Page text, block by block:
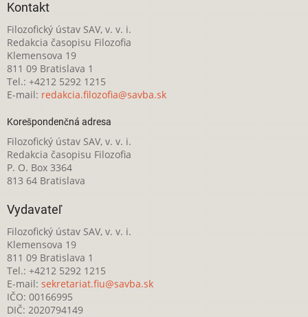
Kontakt
Filozofický ústav SAV, v. v. i.
Redakcia časopisu Filozofia
Klemensova 19
811 09 Bratislava 1
Tel.: +4212 5292 1215
E-mail: redakcia.filozofia@savba.sk
Korešpondenčná adresa
Filozofický ústav SAV, v. v. i.
Redakcia časopisu Filozofia
P. O. Box 3364
813 64 Bratislava
Vydavateľ
Filozofický ústav SAV, v. v. i.
Klemensova 19
811 09 Bratislava 1
Tel.: +4212 5292 1215
E-mail: sekretariat.fiu@savba.sk
IČO: 00166995
DIČ: 2020794149